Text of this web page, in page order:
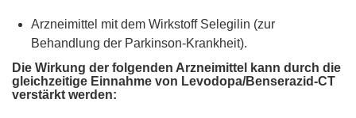
Arzneimittel mit dem Wirkstoff Selegilin (zur
Behandlung der Parkinson-Krankheit).
Die Wirkung der folgenden Arzneimittel kann durch die
gleichzeitige Einnahme von Levodopa/Benserazid-CT
verstärkt werden: